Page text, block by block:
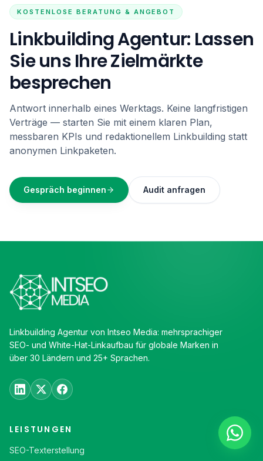
KOSTENLOSE BERATUNG & ANGEBOT
Linkbuilding Agentur: Lassen
Sie uns Ihre Zielmärkte
besprechen
Antwort innerhalb eines Werktags. Keine langfristigen
Verträge — starten Sie mit einem klaren Plan,
messbaren KPIs und redaktionellem Linkbuilding statt
anonymen Linkpaketen.
Gespräch beginnen Audit anfragen
Linkbuilding Agentur von Intseo Media: mehrsprachiger
SEO- und White-Hat-Linkaufbau für globale Marken in
über 30 Ländern und 25+ Sprachen.
LEISTUNGEN
SEO-Texterstellung